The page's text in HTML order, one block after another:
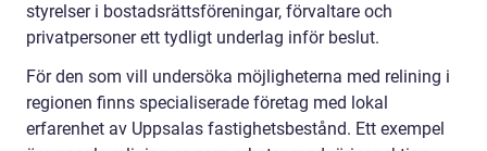
styrelser i bostadsrättsföreningar, förvaltare och
privatpersoner ett tydligt underlag inför beslut.
För den som vill undersöka möjligheterna med relining i
regionen finns specialiserade företag med lokal
erfarenhet av Uppsalas fastighetsbestånd. Ett exempel